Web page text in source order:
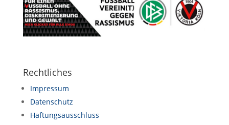
Rechtliches
Impressum
Datenschutz
Haftungsausschluss